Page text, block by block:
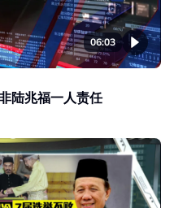
06:03
陆兆福一人责任